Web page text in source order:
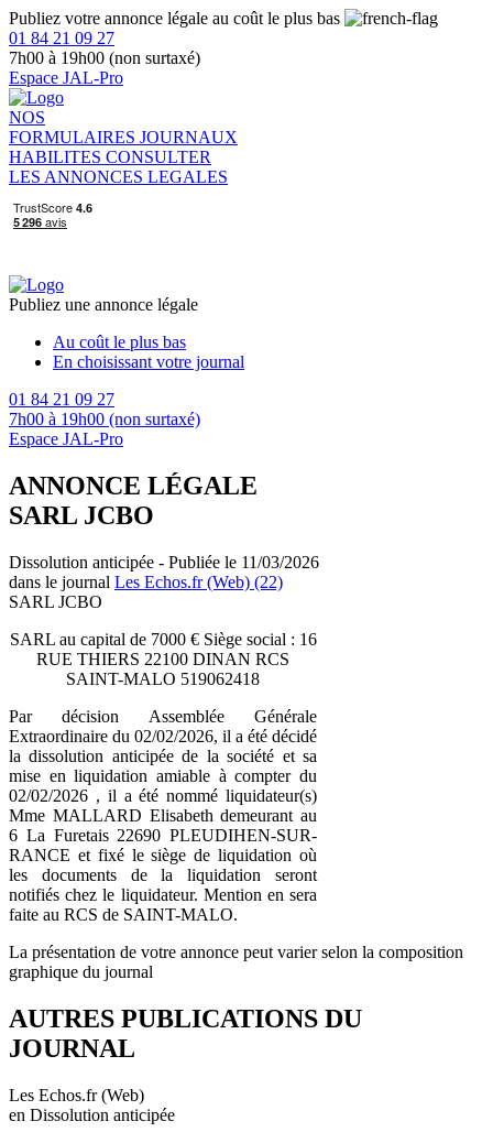
Publiez votre annonce légale au coût le plus bas
01 84 21 09 27
7h00 à 19h00 (non surtaxé)
Espace JAL-Pro
NOS
FORMULAIRES JOURNAUX
HABILITES CONSULTER
LES ANNONCES LEGALES
Publiez une annonce légale
Au coût le plus bas
En choisissant votre journal
01 84 21 09 27
7h00 à 19h00 (non surtaxé)
Espace JAL-Pro
ANNONCE LÉGALE
SARL JCBO
Dissolution anticipée - Publiée le 11/03/2026
dans le journal Les Echos.fr (Web) (22)
SARL JCBO
SARL au capital de 7000 € Siège social : 16
RUE THIERS 22100 DINAN RCS
SAINT-MALO 519062418
Par décision Assemblée Générale
Extraordinaire du 02/02/2026, il a été décidé
la dissolution anticipée de la société et sa
mise en liquidation amiable à compter du
02/02/2026 , il a été nommé liquidateur(s)
Mme MALLARD Elisabeth demeurant au
6 La Furetais 22690 PLEUDIHEN-SUR-
RANCE et fixé le siège de liquidation où
les documents de la liquidation seront
notifiés chez le liquidateur. Mention en sera
faite au RCS de SAINT-MALO.
La présentation de votre annonce peut varier selon la composition
graphique du journal
AUTRES PUBLICATIONS DU
JOURNAL
Les Echos.fr (Web)
en Dissolution anticipée